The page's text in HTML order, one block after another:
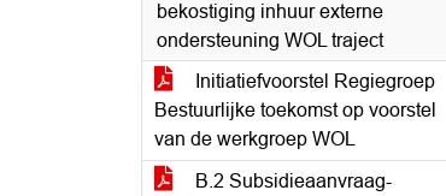
bekostiging inhuur externe
ondersteuning WOL traject
Initiatiefvoorstel Regiegroep
Bestuurlijke toekomst op voorstel
van de werkgroep WOL
B.2 Subsidieaanvraag-